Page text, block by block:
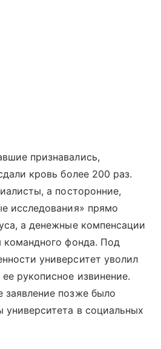
признавались,
кровь более 200 раз.
а посторонние,
исследования» прямо
а денежные компенсации
командного фонда. Под
университет уволил
рукописное извинение.
заявление позже было
университета в социальных